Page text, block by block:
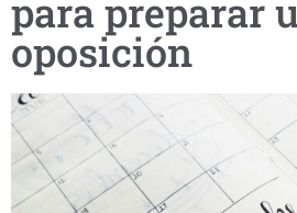
para preparar
oposición